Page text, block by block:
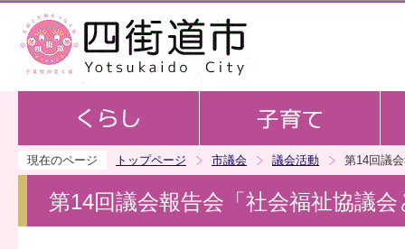
現在のページ トップページ 市議会 議会活動 第14回議
第14回議会報告会「社会福祉協議